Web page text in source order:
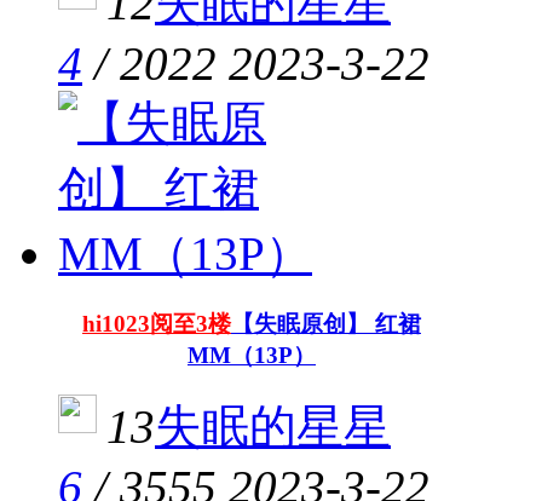
4 /2022 2023-3-22
hi1023阅至3楼【失眠原创】 红裙
MM（13P）
13失眠的星星
6 /3555 2023-3-22